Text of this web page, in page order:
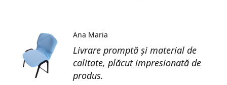
Livrare promptă și material de
calitate, plăcut impresionată de
produs.
Ana Maria